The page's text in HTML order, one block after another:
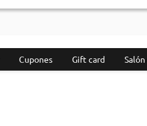
Cupones Gift card